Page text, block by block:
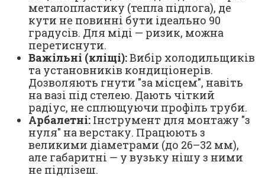
металопластику (тепла підлога), де
кути не повинні бути ідеально 90
градусів. Для міді — ризик, можна
перетиснути.
Важільні (кліщі):Вибір холодильщиків
та установників кондиціонерів.
Дозволяють гнути "за місцем", навіть
на вазі під стелею. Дають чіткий
радіус, не сплющуючи профіль труби.
Арбалетні: Інструмент для монтажу "з
нуля" на верстаку. Працюють з
великими діаметрами (до 26–32 мм),
але габаритні — у вузьку нішу з ними
не підлізеш.